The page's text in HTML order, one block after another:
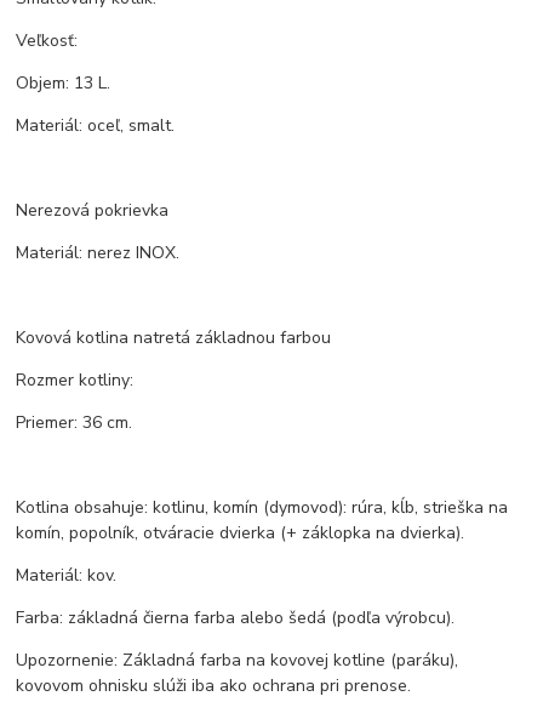
Veľkosť:
Objem: 13 L.
Materiál: oceľ, smalt.
Nerezová pokrievka
Materiál: nerez INOX.
Kovová kotlina natretá základnou farbou
Rozmer kotliny:
Priemer: 36 cm.
Kotlina obsahuje: kotlinu, komín (dymovod): rúra, kĺb, strieška na
komín, popolník, otváracie dvierka (+ záklopka na dvierka).
Materiál: kov.
Farba: základná čierna farba alebo šedá (podľa výrobcu).
Upozornenie: Základná farba na kovovej kotline (paráku),
kovovom ohnisku slúži iba ako ochrana pri prenose.